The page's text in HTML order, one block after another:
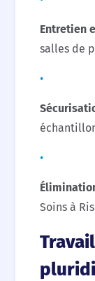
Entretien
salles de
Soins à